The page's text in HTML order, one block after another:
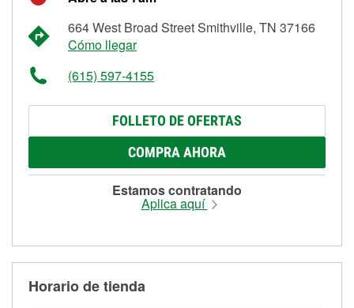
664 West Broad Street Smithville, TN 37166
Cómo llegar
(615) 597-4155
FOLLETO DE OFERTAS
COMPRA AHORA
Estamos contratando
Aplica aquí
Horario de tienda